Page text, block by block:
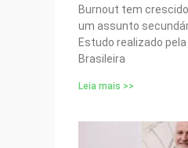
Burnout tem
um assunto
Estudo realizado
Brasileira
Leia mais >>